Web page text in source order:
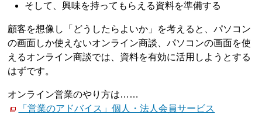
そして、興味を持ってもらえる資料を準備する
顧客を想像し「どうしたらよいか」を考えると、パソコン
の画面しか使えないオンライン商談、パソコンの画面を使
えるオンライン商談では、資料を有効に活用しようとする
はずです。
オンライン営業のやり方は……
「営業のアドバイス」個人・法人会員サービス